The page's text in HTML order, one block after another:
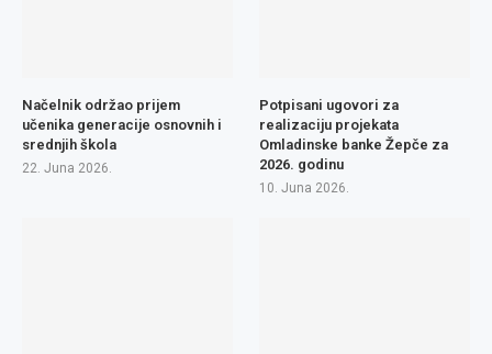
Načelnik održao prijem
učenika generacije osnovnih i
srednjih škola
22. Juna 2026.
Potpisani ugovori za
realizaciju projekata
Omladinske banke Žepče za
2026. godinu
10. Juna 2026.